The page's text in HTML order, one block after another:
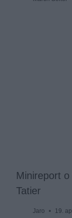
Minireport
Tatier
Jaro 19.